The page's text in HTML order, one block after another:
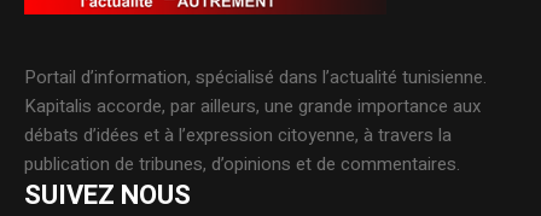
Portail d’information, spécialisé dans l’actualité tunisienne.
Kapitalis accorde, par ailleurs, une grande importance aux
débats d’idées et à l’expression citoyenne, à travers la
publication de tribunes, d’opinions et de commentaires.
SUIVEZ NOUS